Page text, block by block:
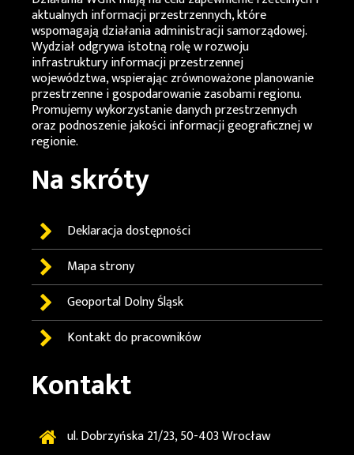
aktualnych informacji przestrzennych, które
wspomagają działania administracji samorządowej.
Wydział odgrywa istotną rolę w rozwoju
infrastruktury informacji przestrzennej
województwa, wspierając zrównoważone planowanie
przestrzenne i gospodarowanie zasobami regionu.
Promujemy wykorzystanie danych przestrzennych
oraz podnoszenie jakości informacji geograficznej w
regionie.
Na skróty
Deklaracja dostępności
Mapa strony
GeoportalDolny Śląsk
Kontakt do pracowników
Kontakt
ul. Dobrzyńska 21/23, 50-403 Wrocław